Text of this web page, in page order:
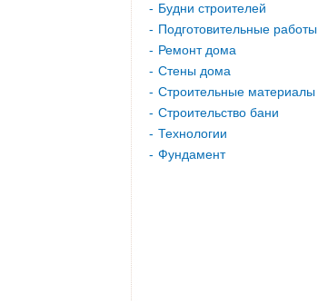
Будни строителей
Подготовительные работы
Ремонт дома
Стены дома
Строительные материалы
Строительство бани
Технологии
Фундамент